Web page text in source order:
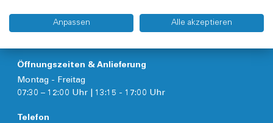
Kuhn und Bieri AG,
Öffnungszeiten & Anlieferung
Montag - Freitag
07:30 – 12:00 Uhr | 13:15 - 17:00 Uhr
Telefon
Anpassen Alle akzeptieren